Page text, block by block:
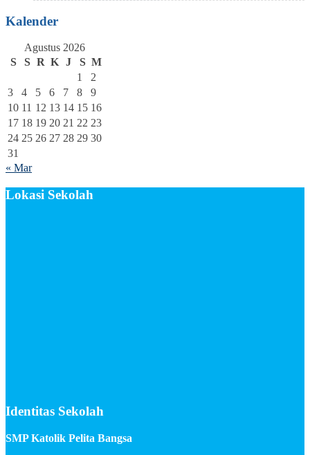
Kalender
Agustus 2026
S
S R K J S M
1
2
3
4 5 6 7 8
9
10 11 12 13 14 15 16
17 18 19 20 21 22 23
24 25 26 27 28 29 30
31
« Mar
Lokasi Sekolah
Identitas Sekolah
SMP Katolik Pelita Bangsa